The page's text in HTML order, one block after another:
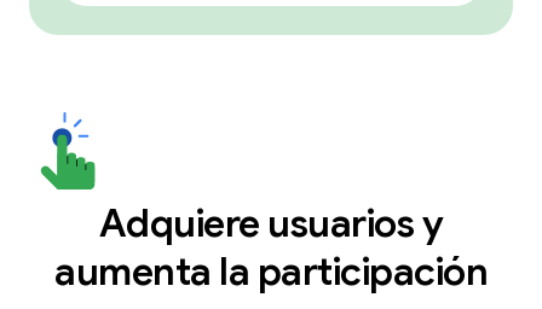
Adquiere usuarios y
aumenta la participación